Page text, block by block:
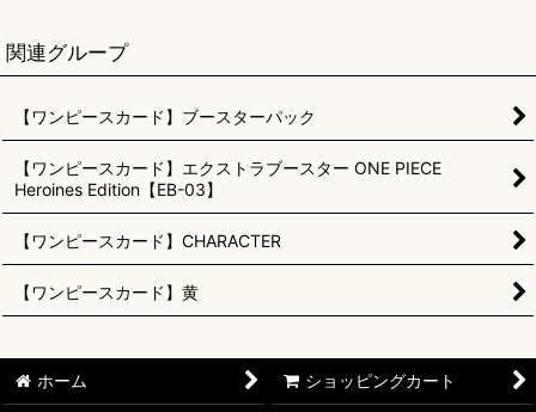
関連グループ
【ワンピースカード】ブースターパック
【ワンピースカード】エクストラブースター ONE PIECE
Heroines Edition【EB-03】
【ワンピースカード】CHARACTER
【ワンピースカード】黄
ホーム ショッピングカート